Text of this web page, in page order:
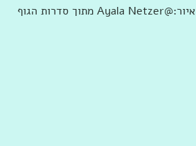
איור:@Ayala Netzer מתוך סדרות הגוף